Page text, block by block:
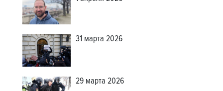
31 марта 2026
29 марта 2026